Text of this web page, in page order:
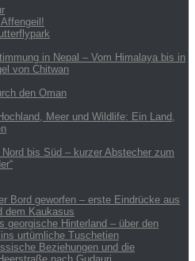
in Nepal – Vom Himalaya bis in
von Chitwan
den Oman
Meer und Wildlife: Ein Land,
bis Süd – kurzer Abstecher zum
Bord geworfen – erste Eindrücke aus
dem Kaukasus
georgische Hinterland – über den
urtümliche Tuschetien
Beziehungen und die